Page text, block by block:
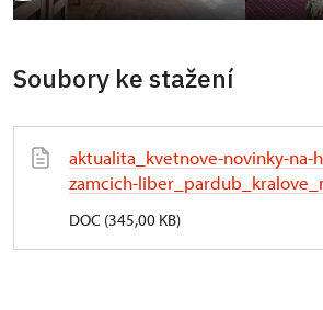
Soubory ke stažení
aktualita_kvetnove-novinky-na-
zamcich-
DOC (345,00 KB)